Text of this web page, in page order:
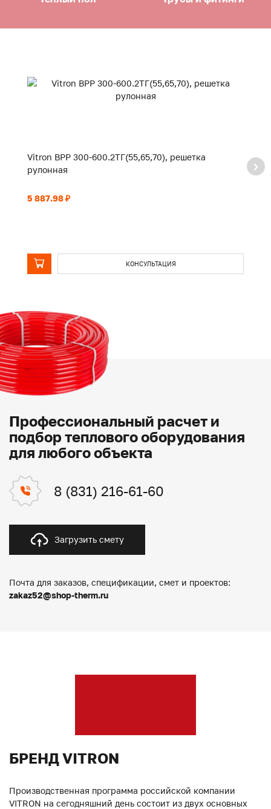
Vitron ВРР 300-600.2ТГ(55,65,70), решетка
рулонная
5 887.98 ₽
КОНСУЛЬТАЦИЯ
Профессиональный расчет и
подбор теплового оборудования
для любого объекта
8 (831) 216-61-60
Загрузить смету
Почта для заказов, спецификации, смет и проектов:
zakaz52@shop-therm.ru
БРЕНД VITRON
Производственная программа российской компании
VITRON на сегодняшний день состоит из двух основных